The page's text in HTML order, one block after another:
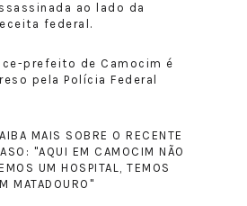
ao lado da
federal.
prefeito de Camocim é
pela Polícia Federal
MAIS SOBRE O RECENTE
"AQUI EM CAMOCIM NÃO
UM HOSPITAL, TEMOS
MATADOURO"